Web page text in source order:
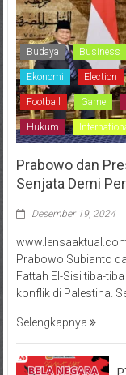
Budaya Business
Ekonomi Election
Football Game
Hukum
Prabowo dan
Senjata Demi
Desember 19, 2024
Prabowo Subianto
Fattah El-Sisi tiba-
konflik di Palestina.
Selengkapnya